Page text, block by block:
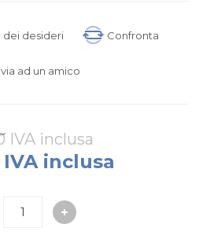
dei desideri Confronta
ad un amico
IVA inclusa
inclusa